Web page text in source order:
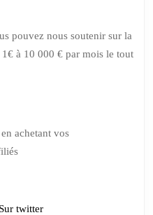
pouvez nous soutenir sur la
à 10 000 € par mois le tout
achetant vos
Sur twitter